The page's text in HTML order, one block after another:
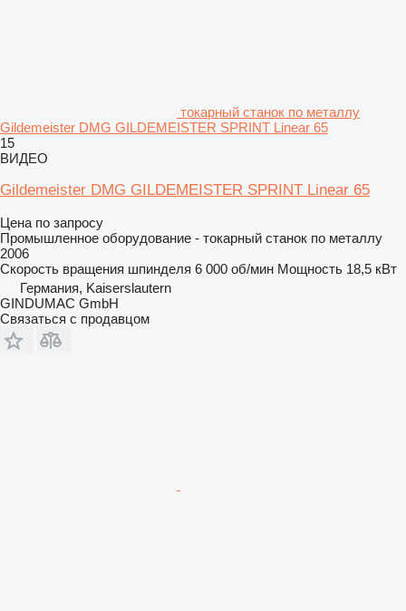
токарный станок по металлу
Gildemeister DMG GILDEMEISTER SPRINT Linear 65
15
ВИДЕО
Gildemeister DMG GILDEMEISTER SPRINT Linear 65
Цена по запросу
Промышленное оборудование - токарный станок по металлу
2006
Скорость вращения шпинделя 6 000 об/мин Мощность 18,5 кВт
Германия, Kaiserslautern
GINDUMAC GmbH
Связаться с продавцом